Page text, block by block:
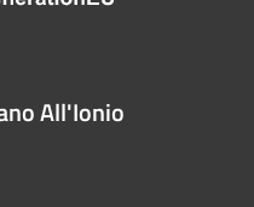
All'Ionio